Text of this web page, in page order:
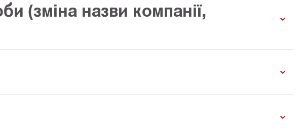
(зміна назви компанії,